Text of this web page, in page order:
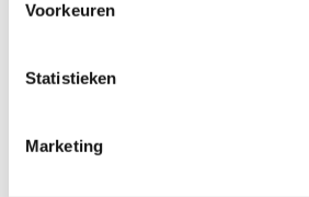
Voorkeuren
Statistieken
Marketing
fiets